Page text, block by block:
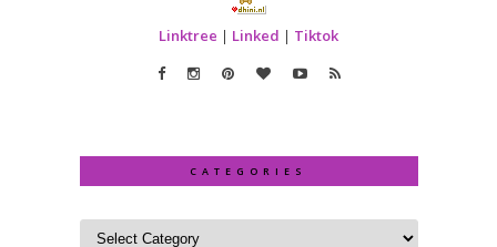
Linktree | Linked | Tiktok
CATEGORIES